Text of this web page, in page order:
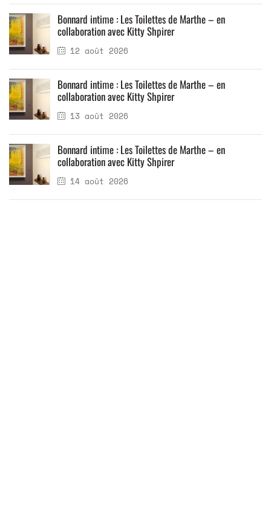
12 août 2026
Bonnard intime : Les Toilettes de Marthe – en
collaboration avec Kitty Shpirer
13 août 2026
Bonnard intime : Les Toilettes de Marthe – en
collaboration avec Kitty Shpirer
14 août 2026
Bonnard intime : Les Toilettes de Marthe – en
collaboration avec Kitty Shpirer